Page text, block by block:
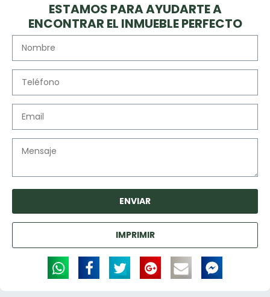
ESTAMOS PARA AYUDARTE A
ENCONTRAR EL INMUEBLE PERFECTO
ENVIAR
IMPRIMIR